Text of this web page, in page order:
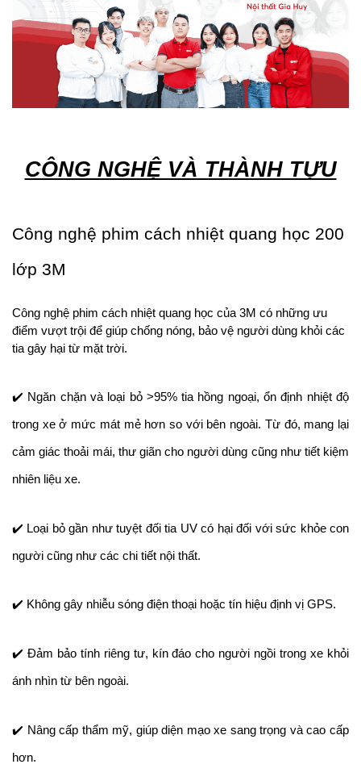
CÔNG NGHỆ VÀ THÀNH TỰU
Công nghệ phim cách nhiệt quang học 200
lớp 3M
Công nghệ phim cách nhiệt quang học của 3M có những ưu
điểm vượt trội để giúp chống nóng, bảo vệ người dùng khỏi các
tia gây hại từ mặt trời.
✔️ Ngăn chặn và loại bỏ >95% tia hồng ngoại, ổn định nhiệt độ
trong xe ở mức mát mẻ hơn so với bên ngoài. Từ đó, mang lại
cảm giác thoải mái, thư giãn cho người dùng cũng như tiết kiệm
nhiên liệu xe.
✔️ Loại bỏ gần như tuyệt đối tia UV có hại đối với sức khỏe con
người cũng như các chi tiết nội thất.
✔️ Không gây nhiễu sóng điện thoại hoặc tín hiệu định vị GPS.
✔️ Đảm bảo tính riêng tư, kín đáo cho người ngồi trong xe khỏi
ánh nhìn từ bên ngoài.
✔️ Nâng cấp thẩm mỹ, giúp diện mạo xe sang trọng và cao cấp
hơn.